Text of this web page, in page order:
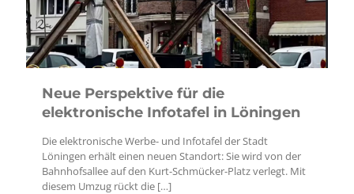
Neue Perspektive für die
elektronische Infotafel in Löningen
Die elektronische Werbe- und Infotafel der Stadt
Löningen erhält einen neuen Standort: Sie wird von der
Bahnhofsallee auf den Kurt-Schmücker-Platz verlegt. Mit
diesem Umzug rückt die […]